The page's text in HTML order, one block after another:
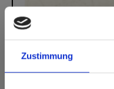
Zustimmung